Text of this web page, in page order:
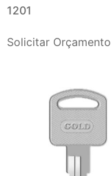
1201
Solicitar Orçamento